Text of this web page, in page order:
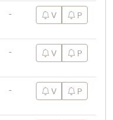
- V P
- V P
- V P